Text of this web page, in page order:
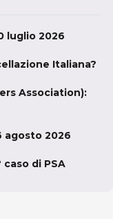
luglio 2026
Italiana?
Association):
agosto 2026
caso di PSA